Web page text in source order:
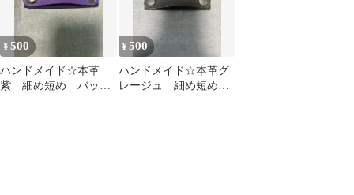
¥500
ハンドメイド☆本革
紫 細め短め バッグ
¥500
ハンドメイド☆本革グ
レージュ 細め短め